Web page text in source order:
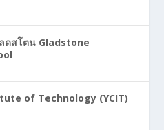
ดสโตน Gladstone
of Technology (YCIT)